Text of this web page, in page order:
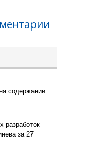
содержании
разработок
за 27